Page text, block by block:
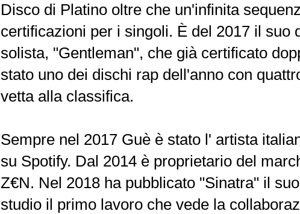
Disco di Platino oltre che un'infinita
certificazioni per i singoli. È del 2017 il suo
solista, "Gentleman", che già certificato
stato uno dei dischi rap dell'anno con
vetta alla classifica.
Sempre nel 2017 Guè è stato l' artista
su Spotify. Dal 2014 è proprietario del
Z€N. Nel 2018 ha pubblicato "Sinatra" il
studio il primo lavoro che vede la